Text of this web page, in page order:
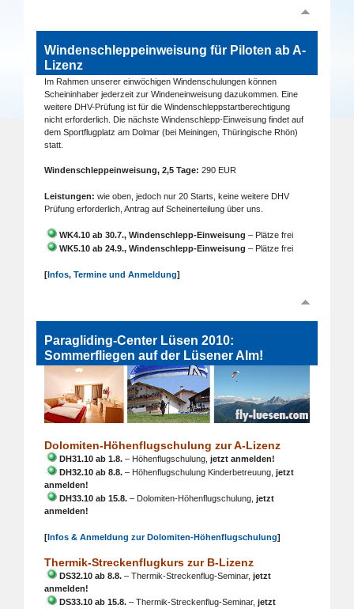
Windenschleppeinweisung für Piloten ab A-
Lizenz
Im Rahmen unserer einwöchigen Windenschulungen können
Scheininhaber jederzeit zur Windeneinweisung dazukommen. Eine
weitere DHV-Prüfung ist für die Windenschleppstartberechtigung
nicht erforderlich. Die nächste Windenschlepp-Einweisung findet auf
dem Sportflugplatz am Dolmar (bei Meiningen, Thüringische Rhön)
statt.
Windenschleppeinweisung, 2,5 Tage: 290 EUR
Leistungen: wie oben, jedoch nur 20 Starts, keine weitere DHV
Prüfung erforderlich, Antrag auf Scheinerteilung über uns.
WK4.10 ab 30.7., Windenschlepp-Einweisung – Plätze frei
WK5.10 ab 24.9., Windenschlepp-Einweisung – Plätze frei
[Infos, Termine und Anmeldung]
Paragliding-Center Lüsen 2010:
Sommerfliegen auf der Lüsener Alm!
Dolomiten-Höhenflugschulung zur A-Lizenz
DH31.10 ab 1.8. – Höhenflugschulung, jetzt anmelden!
DH32.10 ab 8.8. – Höhenflugschulung Kinderbetreuung, jetzt
anmelden!
DH33.10 ab 15.8. – Dolomiten-Höhenflugschulung, jetzt
anmelden!
[Infos & Anmeldung zur Dolomiten-Höhenflugschulung]
Thermik-Streckenflugkurs zur B-Lizenz
DS32.10 ab 8.8. – Thermik-Streckenflug-Seminar, jetzt
anmelden!
DS33.10 ab 15.8. – Thermik-Streckenflug-Seminar, jetzt